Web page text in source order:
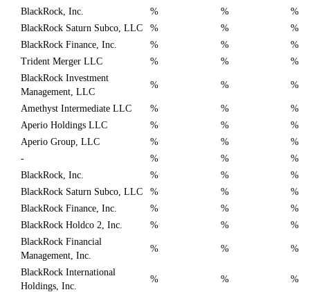
BlackRock, Inc. % %
%
BlackRock Saturn Subco, LLC
% %
%
BlackRock Finance, Inc.
% %
%
Trident Merger LLC
% %
%
BlackRock Investment
Management, LLC
% % %
Amethyst Intermediate LLC % %
%
Aperio Holdings LLC
% %
%
Aperio Group, LLC
% %
%
-
% %
%
BlackRock, Inc.
% %
%
BlackRock Saturn Subco, LLC
% %
%
BlackRock Finance, Inc.
% %
%
BlackRock Holdco 2, Inc.
% %
%
BlackRock Financial
Management, Inc.
% % %
BlackRock International
Holdings, Inc.
% % %